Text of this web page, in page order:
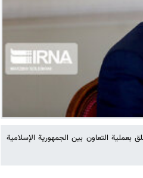
بعملية التعاون بين الجمهورية الإسلامية